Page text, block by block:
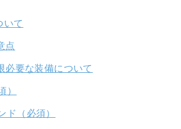
いて
点
必要な装備について
）
ド（必須）